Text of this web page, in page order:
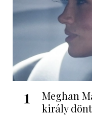
1
Meghan
király